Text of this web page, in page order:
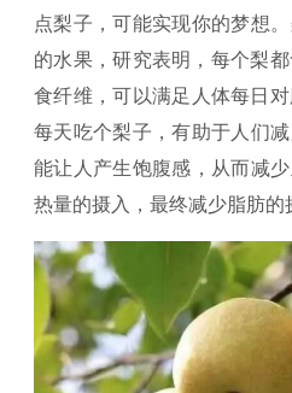
点梨子，可能实现你的梦想
的水果，研究表明，每个梨
食纤维，可以满足人体每日
每天吃个梨子，有助于人们
能让人产生饱腹感，从而减
热量的摄入，最终减少脂肪的